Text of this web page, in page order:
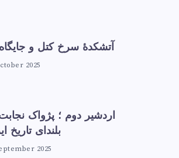
آتشكدهٔ سرخ‌ کتل و
2025
اردشیر دوم ؛ پژواک
بلندای تاریخ
2025